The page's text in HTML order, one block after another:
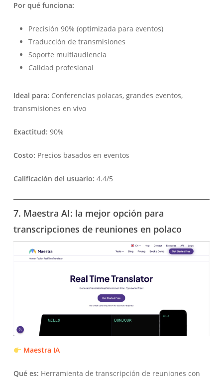
Por qué funciona:
Precisión 90% (optimizada para eventos)
Traducción de transmisiones
Soporte multiaudiencia
Calidad profesional
Ideal para: Conferencias polacas, grandes eventos,
transmisiones en vivo
Exactitud: 90%
Costo: Precios basados en eventos
Calificación del usuario: 4.4/5
7. Maestra AI: la mejor opción para
transcripciones de reuniones en polaco
Maestra IA
Qué es: Herramienta de transcripción de reuniones con